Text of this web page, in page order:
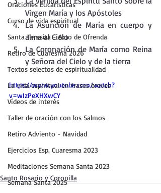
Oraciones Eucarísticas
Curso de vida espiritual
Santa Teresita - Acto de Ofrenda
Retiro de Cuaresma 2026
Textos selectos de espiritualidad
La vida espiritual en frases breves
Vídeos de interés
Taller de oración con los Salmos
Retiro Adviento - Navidad
Ejercicios Esp. Cuaresma 2023
Meditaciones Semana Santa 2023
Semana Santa 2025
Virgen María y los Apóstoles
La Asunción de María en cuerpo y
alma al Cielo
La Coronación de María como Reina
y Señora del Cielo y de la tierra
https://www.youtube.com/watch?
v=wIzPeXHXwCY
Santo Rosario y Coronilla